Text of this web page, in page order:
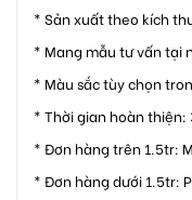
* Sản xuất theo kích
* Mang mẫu tư vấn tại
* Màu sắc tùy chọn
* Thời gian hoàn thiện:
* Đơn hàng trên 1.5tr:
* Đơn hàng dưới 1.5tr: